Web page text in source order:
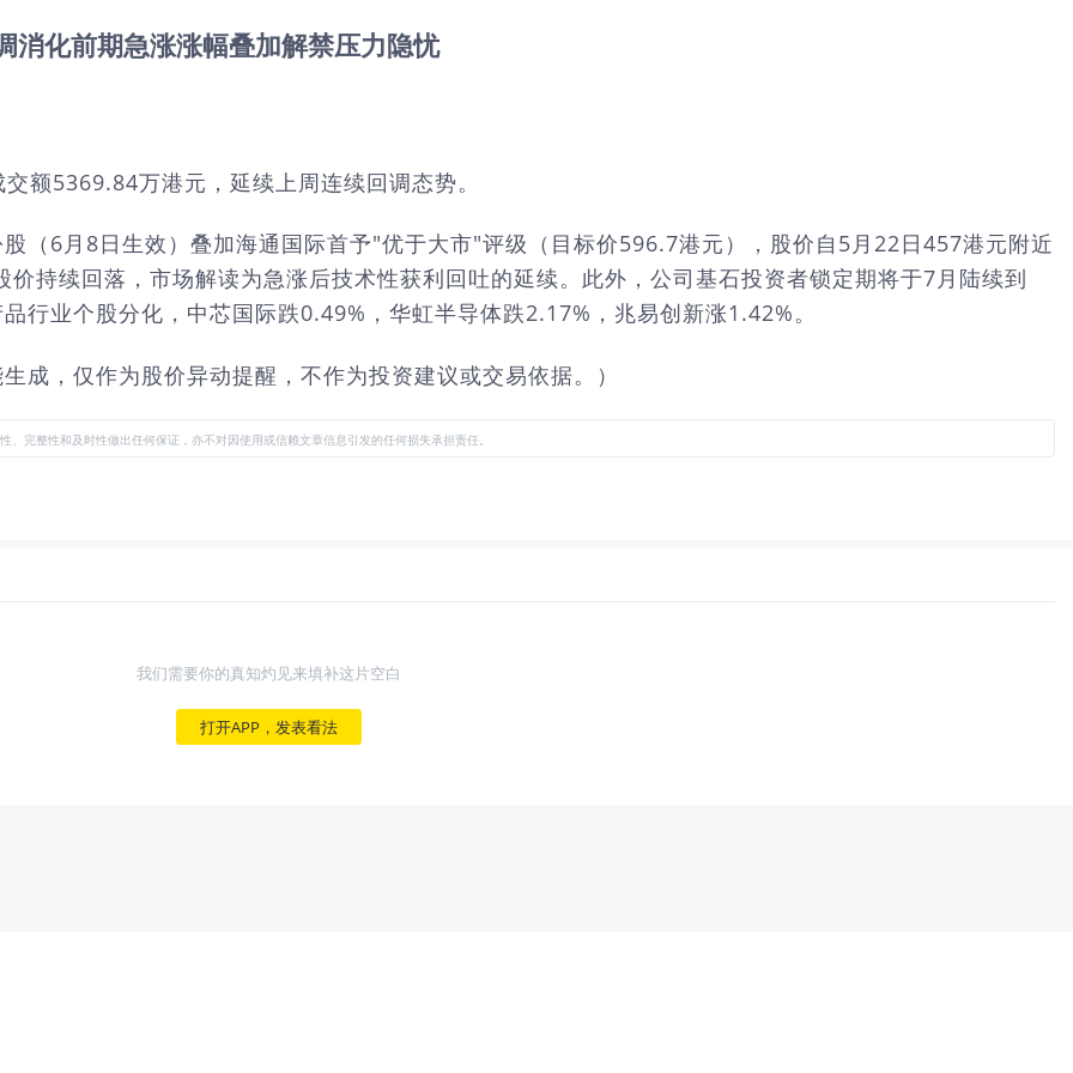
消化前期急涨涨幅叠加解禁压力隐忧
额5369.84万港元，延续上周连续回调态势。
（6月8日生效）叠加海通国际首予"优于大市"评级（目标价596.7港元），股价自5月22日457港元附近
持续回落，市场解读为急涨后技术性获利回吐的延续。此外，公司基石投资者锁定期将于7月陆续到
行业个股分化，中芯国际跌0.49%，华虹半导体跌2.17%，兆易创新涨1.42%。
成，仅作为股价异动提醒，不作为投资建议或交易依据。）
完整性和及时性做出任何保证，亦不对因使用或信赖文章信息引发的任何损失承担责任。
我们需要你的真知灼见来填补这片空白
打开APP，发表看法